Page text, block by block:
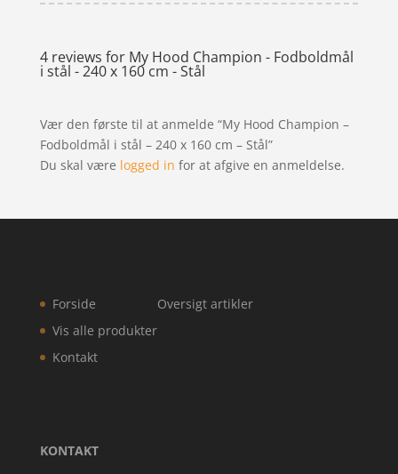
4 reviews for My Hood Champion - Fodboldmål
i stål - 240 x 160 cm - Stål
Vær den første til at anmelde “My Hood Champion –
Fodboldmål i stål – 240 x 160 cm – Stål”
Du skal være logged in for at afgive en anmeldelse.
Forside
Vis alle produkter
Kontakt
Oversigt artikler
KONTAKT